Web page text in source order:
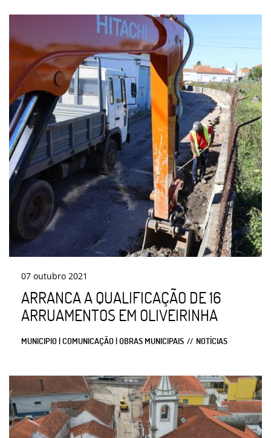
07 outubro 2021
ARRANCA A QUALIFICAÇÃO DE 16
ARRUAMENTOS EM OLIVEIRINHA
MUNICIPIO | COMUNICAÇÃO | OBRAS MUNICIPAIS NOTÍCIAS